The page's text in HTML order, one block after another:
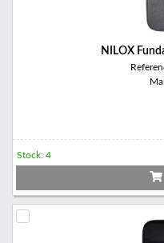
NILOX
Stock: 4